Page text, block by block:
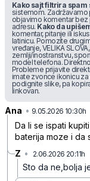
Kako sajt filtrira spam
sistemom. Zadržavamo
objavimo komentar bez
adresu. Kako da
komentar, pitanje ili
latinicu. Pomozite
vređanje, VELIKA
zemlji/inostranstvu,
model telefona.
Probleme prijavite
imate zvonce ikonicu za
podignite slike, pa
linkovan.
Ana • 9.05.2026 10:30h
Da li se ispati
baterija moze i da
Z • 2.06.2026 20:11h
Sto da ne,bolja